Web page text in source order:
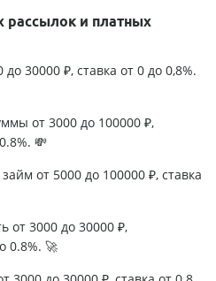
рассылок и платных
30000 ₽, ставка от 0 до 0,8%.
от 3000 до 100000 ₽,
💸
займ от 5000 до 100000 ₽, ставка
от 3000 до 30000 ₽,
0.8%. 🚀